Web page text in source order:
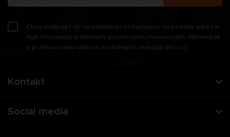
Kontakt
Social media
Chcę dołączyć do newslettera i otrzymywać na podany adres e-
mail informacje o ofertach, promocjach i nowościach. Informacje
o przetwarzaniu danych osobowych znajdują się tutaj